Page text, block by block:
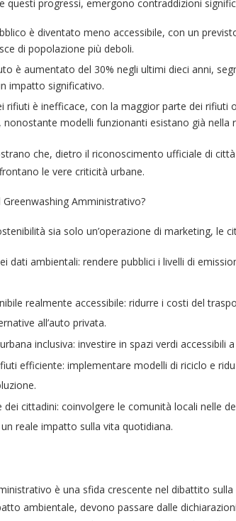
questi progressi, emergono contraddizioni
è diventato meno accessibile, con un
di popolazione più deboli.
è aumentato del 30% negli ultimi dieci anni,
impatto significativo.
rifiuti è inefficace, con la maggior parte dei rifiuti
nonostante modelli funzionanti esistano già nella
che, dietro il riconoscimento ufficiale di
le vere criticità urbane.
Amministrativo?
sia solo un’operazione di marketing, le
dati ambientali: rendere pubblici i livelli di
realmente accessibile: ridurre i costi del
all’auto privata.
inclusiva: investire in spazi verdi
efficiente: implementare modelli di riciclo e
dei cittadini: coinvolgere le comunità locali nelle
un reale impatto sulla vita quotidiana.
è una sfida crescente nel dibattito
ambientale, devono passare dalle